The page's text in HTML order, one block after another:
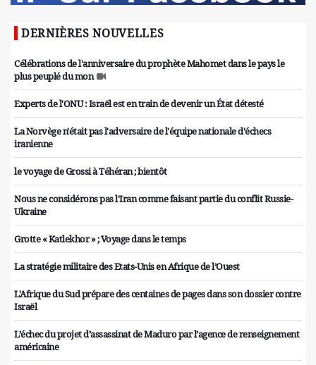
DERNIÈRES NOUVELLES
Célébrations de l'anniversaire du prophète Mahomet dans le pays le
plus peuplé du mon
Experts de l'ONU : Israël est en train de devenir un État détesté
La Norvège n'était pas l'adversaire de l'équipe nationale d'échecs
iranienne
le voyage de Grossi à Téhéran ; bientôt
Nous ne considérons pas l'Iran comme faisant partie du conflit Russie-
Ukraine
Grotte « Katlekhor » ; Voyage dans le temps
La stratégie militaire des Etats-Unis en Afrique de l’Ouest
L'Afrique du Sud prépare des centaines de pages dans son dossier contre
Israël
L’échec du projet d’assassinat de Maduro par l’agence de renseignement
américaine